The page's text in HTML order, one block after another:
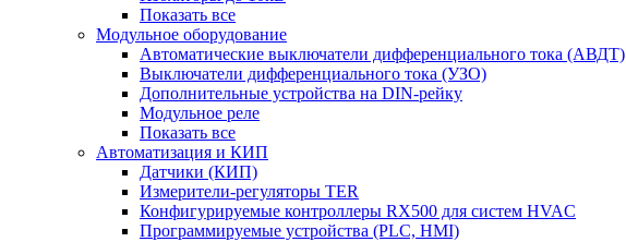
Показать все
Модульное оборудование
Автоматические выключатели дифференциального тока (АВДТ)
Выключатели дифференциального тока (УЗО)
Дополнительные устройства на DIN-рейку
Модульное реле
Показать все
Автоматизация и КИП
Датчики (КИП)
Измерители-регуляторы TER
Конфигурируемые контроллеры RX500 для систем HVAC
Программируемые устройства (PLC, HMI)